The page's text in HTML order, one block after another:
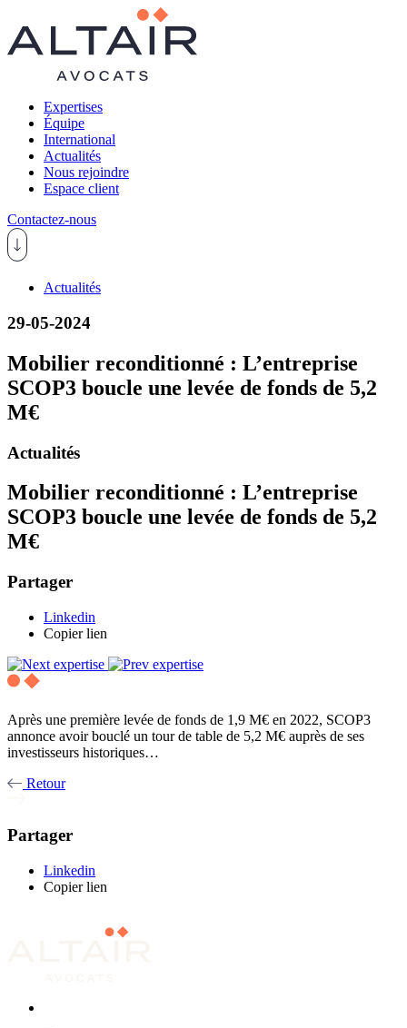
Expertises
Équipe
International
Actualités
Nous rejoindre
Espace client
Contactez-nous
Actualités
29-05-2024
Mobilier reconditionné : L’entreprise
SCOP3 boucle une levée de fonds de 5,2
M€
Actualités
Mobilier reconditionné : L’entreprise
SCOP3 boucle une levée de fonds de 5,2
M€
Partager
Linkedin
Copier lien
Après une première levée de fonds de 1,9 M€ en 2022, SCOP3
annonce avoir bouclé un tour de table de 5,2 M€ auprès de ses
investisseurs historiques…
Retour
Partager
Linkedin
Copier lien